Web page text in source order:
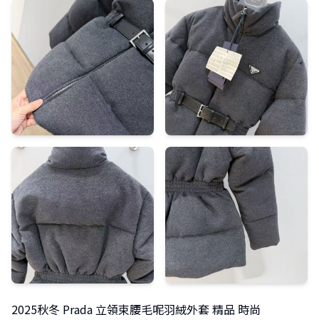
2025秋冬 Prada 立領束腰毛呢羽絨外套 精品 時尚